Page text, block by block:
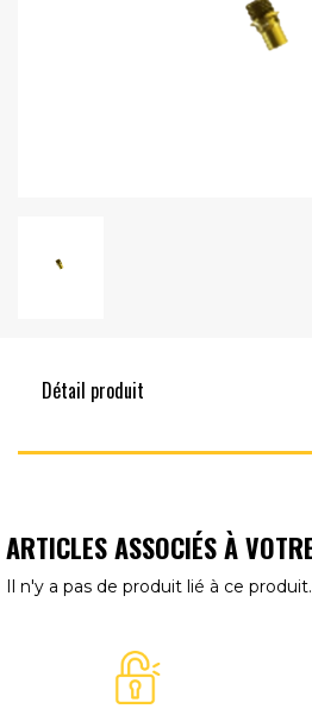
Détail produit
ARTICLES ASSOCIÉS À
Il n'y a pas de produit lié à ce produit.